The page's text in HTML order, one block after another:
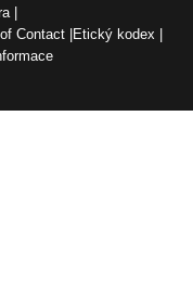
Contact Etický kodex